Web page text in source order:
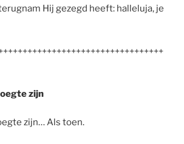
Hij gezegd heeft: halleluja, je
zijn
zijn… Als toen.